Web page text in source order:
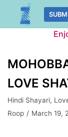
Skip
LOVE
Hindi Shayari,
Roop
March 19,